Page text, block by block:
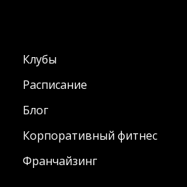
Клубы
Расписание
Блог
Корпоративный фитнес
Франчайзинг